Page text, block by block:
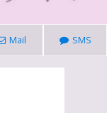
Mail SMS